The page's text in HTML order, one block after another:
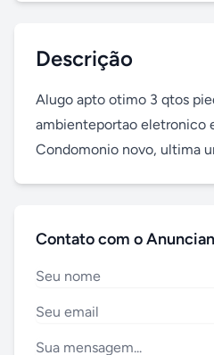
Descrição
Alugo apto otimo 3 qtos
ambienteportao eletronico
Condomonio novo, ultima
Contato com o